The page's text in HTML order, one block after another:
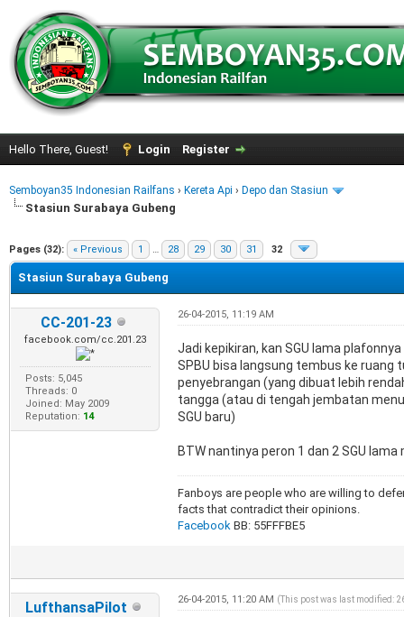
Hello There, Guest! Login Register
Semboyan35 Indonesian Railfans › Kereta Api › Depo dan Stasiun
Stasiun Surabaya Gubeng
Pages (32): « Previous 1 … 28 29 30 31 32
Stasiun Surabaya Gubeng
CC-201-23
facebook.com/cc.201.23
Posts: 5,045
Threads: 0
Joined: May 2009
Reputation: 14
26-04-2015, 11:19 AM
Jadi kepikiran, kan SGU lama
SPBU bisa langsung tembus ke ruang
penyebrangan (yang dibuat lebih
tangga (atau di tengah jembatan
SGU baru)
BTW nantinya peron 1 dan 2 SGU
Fanboys are people who are willing to
facts that contradict their opinions.
Facebook BB: 55FFFBE5
LufthansaPilot 26-04-2015, 11:20 AM (This post was last modified: